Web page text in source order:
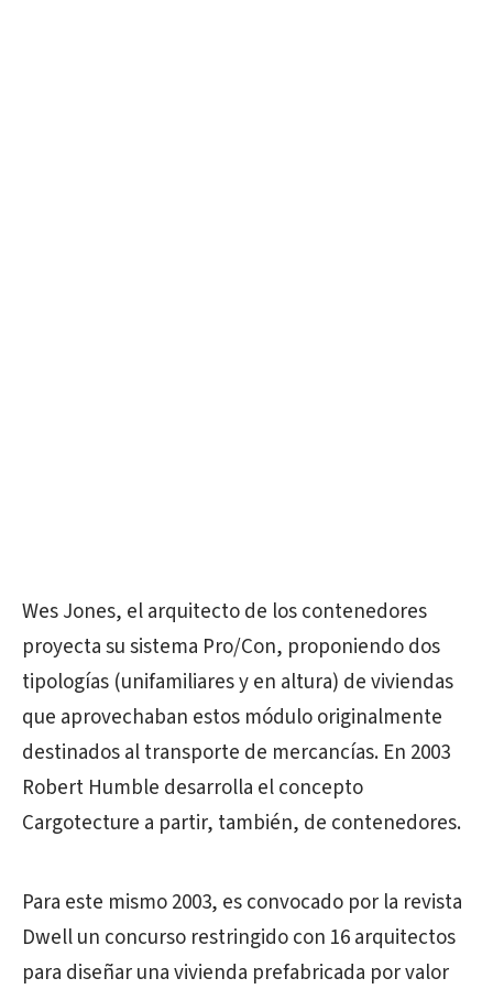
Wes Jones, el arquitecto de los contenedores
proyecta su sistema Pro/Con, proponiendo dos
tipologías (unifamiliares y en altura) de viviendas
que aprovechaban estos módulo originalmente
destinados al transporte de mercancías. En 2003
Robert Humble desarrolla el concepto
Cargotecture a partir, también, de contenedores.
Para este mismo 2003, es convocado por la revista
Dwell un concurso restringido con 16 arquitectos
para diseñar una vivienda prefabricada por valor